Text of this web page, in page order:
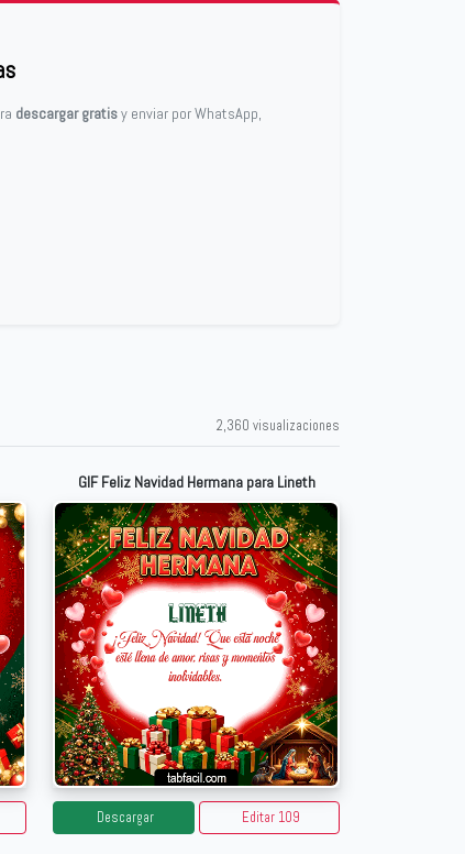
descargar gratisy enviar por WhatsApp,
2,360 visualizaciones
GIF Feliz Navidad Hermana para Lineth
Descargar Editar 109